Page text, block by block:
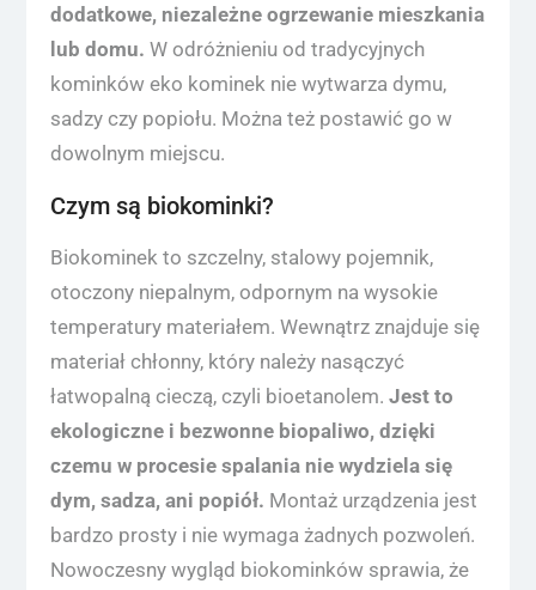
dodatkowe, niezależne ogrzewanie mieszkania
lub domu. W odróżnieniu od tradycyjnych
kominków eko kominek nie wytwarza dymu,
sadzy czy popiołu. Można też postawić go w
dowolnym miejscu.
Czym są biokominki?
Biokominek to szczelny, stalowy pojemnik,
otoczony niepalnym, odpornym na wysokie
temperatury materiałem. Wewnątrz znajduje się
materiał chłonny, który należy nasączyć
łatwopalną cieczą, czyli bioetanolem. Jest to
ekologiczne i bezwonne biopaliwo, dzięki
czemu w procesie spalania nie wydziela się
dym, sadza, ani popiół. Montaż urządzenia jest
bardzo prosty i nie wymaga żadnych pozwoleń.
Nowoczesny wygląd biokominków sprawia, że